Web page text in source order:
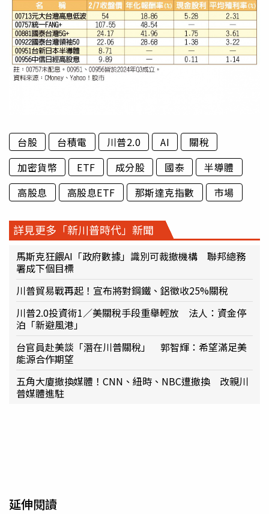
台股 台積電 川普2.0 AI
關稅
加密貨幣
ETF 成分股 國泰
半導體
高股息
高股息ETF 那斯達克指數 市場
詳見更多「新川普時代」新聞
馬斯克狂餵AI「政府數據」識別可裁撤機構 聯邦總務
署成下個目標
川普貿易戰再起！宣布將對鋼鐵、鋁徵收25%關稅
川普2.0投資術1／美關稅手段重舉輕放 法人：資金停
泊「新避風港」
台官員赴美談「潛在川普關稅」 郭智輝：希望滿足美
能源合作期望
五角大廈撤換媒體！CNN、紐時、NBC遭撤換 改親川
普媒體進駐
延伸閱讀